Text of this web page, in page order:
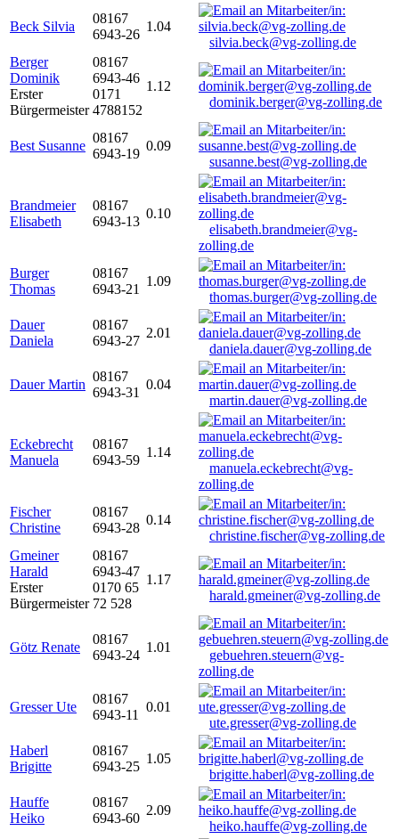
Beck Silvia
08167
6943-26
1.04
silvia.beck@vg-zolling.de
Berger
Dominik
Erster
Bürgermeister
08167
6943-46
0171
4788152
1.12
dominik.berger@vg-zolling.de
Best Susanne
08167
6943-19
0.09
susanne.best@vg-zolling.de
Brandmeier
Elisabeth
08167
6943-13
0.10
elisabeth.brandmeier@vg-
zolling.de
Burger
Thomas
08167
6943-21
1.09
thomas.burger@vg-zolling.de
Dauer
Daniela
08167
6943-27
2.01
daniela.dauer@vg-zolling.de
Dauer Martin
08167
6943-31
0.04
martin.dauer@vg-zolling.de
Eckebrecht
Manuela
08167
6943-59
1.14
manuela.eckebrecht@vg-
zolling.de
Fischer
Christine
08167
6943-28
0.14
christine.fischer@vg-zolling.de
Gmeiner
Harald
Erster
Bürgermeister
08167
6943-47
0170 65
72 528
1.17
harald.gmeiner@vg-zolling.de
Götz Renate
08167
6943-24
1.01
gebuehren.steuern@vg-
zolling.de
Gresser Ute
08167
6943-11
0.01
ute.gresser@vg-zolling.de
Haberl
Brigitte
08167
6943-25
1.05
brigitte.haberl@vg-zolling.de
Hauffe
Heiko
08167
6943-60
2.09
heiko.hauffe@vg-zolling.de